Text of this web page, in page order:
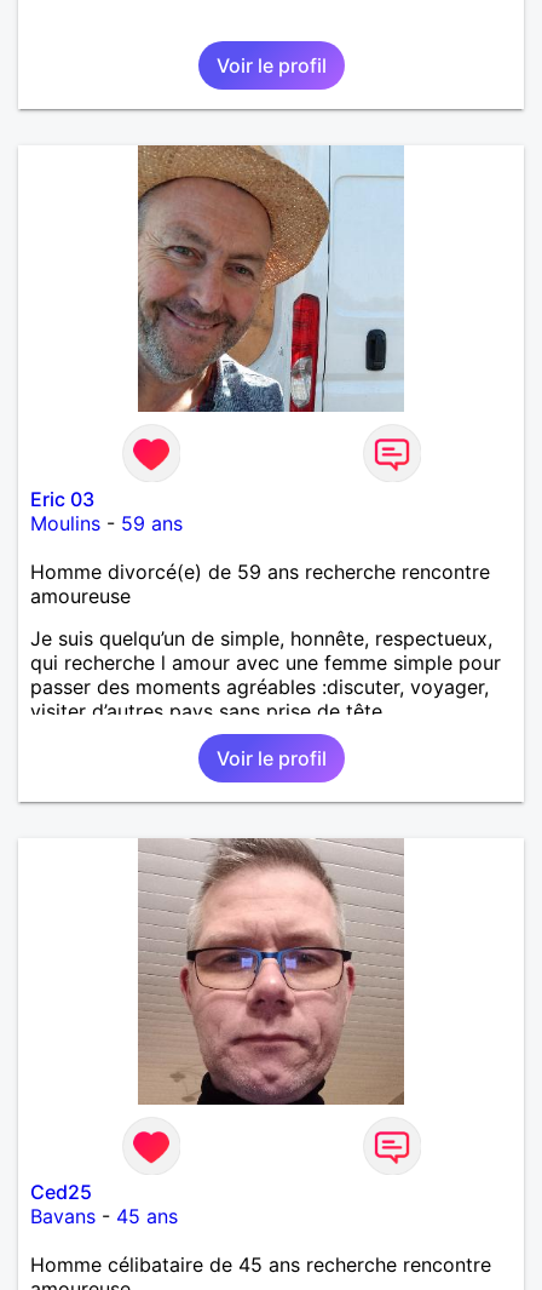
Voir le profil
Eric 03
Moulins - 59 ans
Homme divorcé(e) de 59 ans recherche rencontre
amoureuse
Je suis quelqu’un de simple, honnête, respectueux,
qui recherche l amour avec une femme simple pour
passer des moments agréables :discuter, voyager,
visiter d’autres pays sans prise de tête.
Voir le profil
Ced25
Bavans - 45 ans
Homme célibataire de 45 ans recherche rencontre